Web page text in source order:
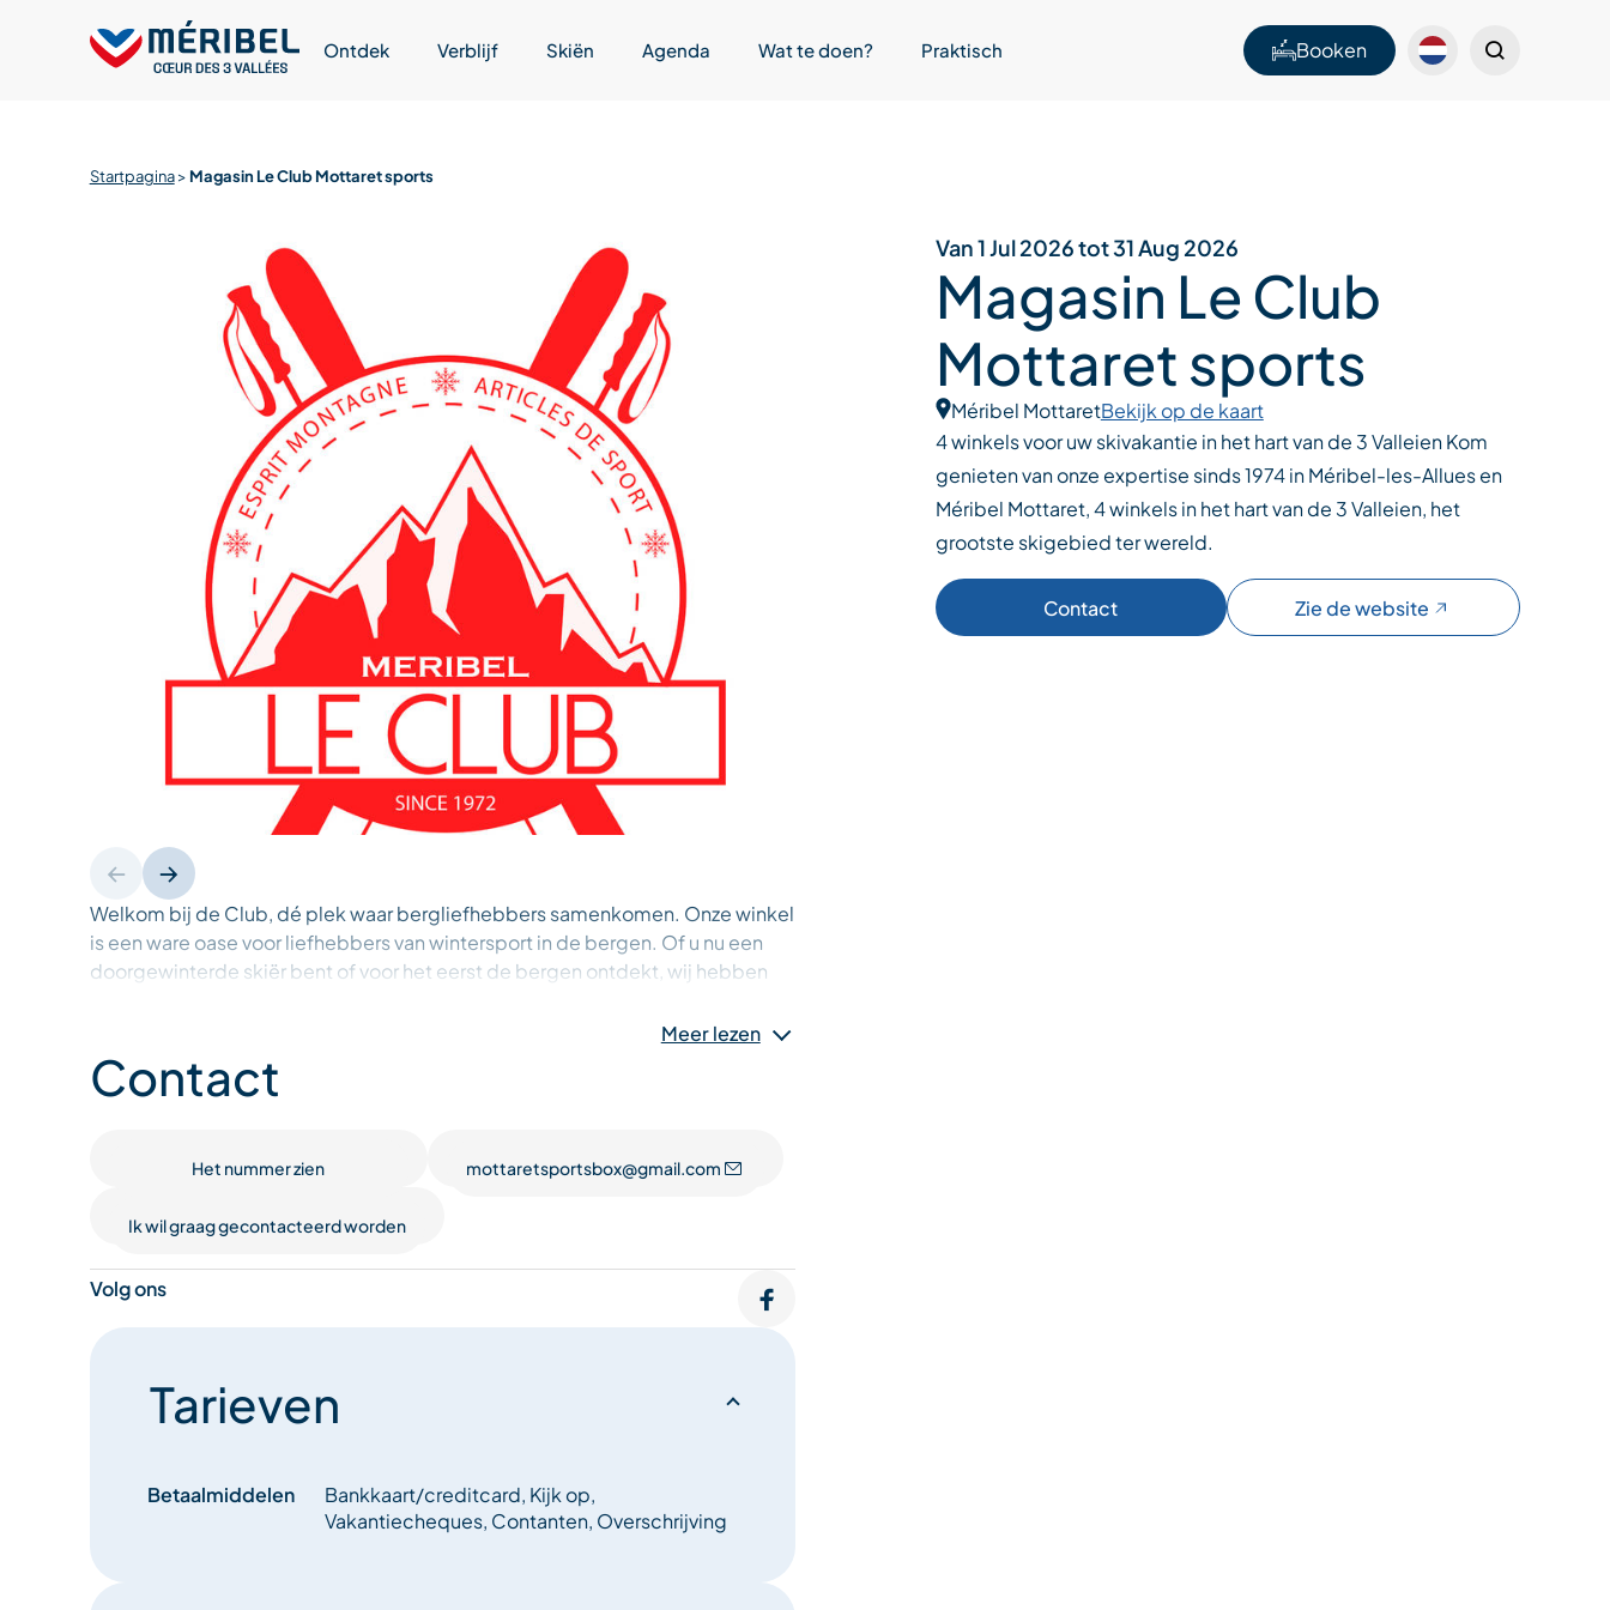
Ontdek Verblijf Skiën Agenda Wat te doen? Praktisch Booken
Startpagina> Magasin Le Club Mottaret sports
Welkom bij de Club, dé plek waar bergliefhebbers samenkomen. Onze winkel
is een ware oase voor liefhebbers van wintersport in de bergen. Of u nu een
doorgewinterde skiër bent of voor het eerst de bergen ontdekt, wij hebben
snowboarden, sneeuwschoenwandelen en langlaufen, voor jong en oud. Voor
gezinnen bieden we praktische uitrusting aan, zoals draagzakken,
terreinbestendige kinderwagens, sleeën en Thule-trolleys. Veiligheid staat bij
airbagrugzakken, helmen en rugbeschermers. Word lid van Le Club en beleef
Meer lezen
Contact
Het nummer zien mottaretsportsbox@gmail.com
Ik wil graag gecontacteerd worden
Volg ons
Tarieven
Betaalmiddelen
Bankkaart/creditcard, Kijk op,
Vakantiecheques, Contanten, Overschrijving
Van 1 Jul 2026 tot 31 Aug 2026
Magasin Le Club
Mottaret sports
Méribel MottaretBekijk op de kaart
4 winkels voor uw skivakantie in het hart van de 3 Valleien Kom
genieten van onze expertise sinds 1974 in Méribel-les-Allues en
Méribel Mottaret, 4 winkels in het hart van de 3 Valleien, het
grootste skigebied ter wereld.
Contact Zie de website